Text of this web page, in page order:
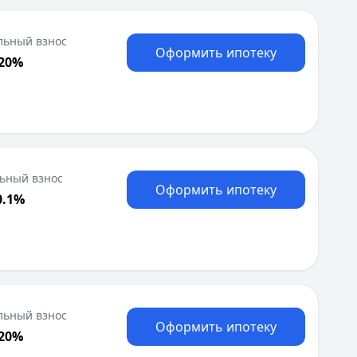
Москва
Н
Набережные Челны
Нижний Новгород
О
Омск
Оренбург
П
Пенза
Рязань
Самара
Санкт-Петербург
взнос
Оформить ипотеку
взнос
Оформить ипотеку
взнос
Оформить ипотеку